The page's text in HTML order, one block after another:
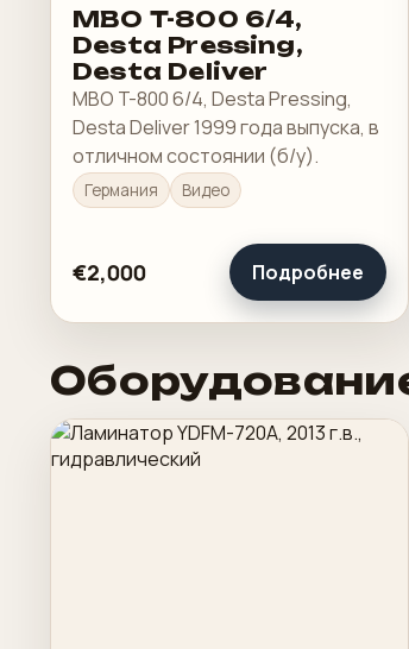
MBO T-800 6/4,
Desta Pressing,
Desta Deliver
MBO T-800 6/4, Desta Pressing,
Desta Deliver 1999 года выпуска, в
отличном состоянии (б/у).
Германия Видео
€2,000 Подробнее